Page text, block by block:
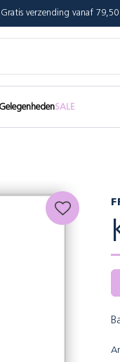
Gratis verzending vanaf 79,50
SALE